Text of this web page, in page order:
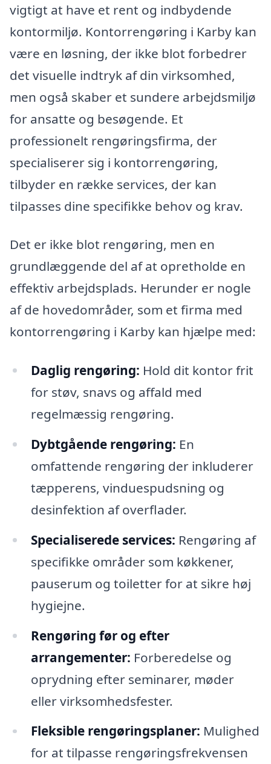
vigtigt at have et rent og indbydende
kontormiljø. Kontorrengøring i Karby kan
være en løsning, der ikke blot forbedrer
det visuelle indtryk af din virksomhed,
men også skaber et sundere arbejdsmiljø
for ansatte og besøgende. Et
professionelt rengøringsfirma, der
specialiserer sig i kontorrengøring,
tilbyder en række services, der kan
tilpasses dine specifikke behov og krav.
Det er ikke blot rengøring, men en
grundlæggende del af at opretholde en
effektiv arbejdsplads. Herunder er nogle
af de hovedområder, som et firma med
kontorrengøring i Karby kan hjælpe med:
Daglig rengøring: Hold dit kontor frit
for støv, snavs og affald med
regelmæssig rengøring.
Dybtgående rengøring: En
omfattende rengøring der inkluderer
tæpperens, vinduespudsning og
desinfektion af overflader.
Specialiserede services: Rengøring af
specifikke områder som køkkener,
pauserum og toiletter for at sikre høj
hygiejne.
Rengøring før og efter
arrangementer: Forberedelse og
oprydning efter seminarer, møder
eller virksomhedsfester.
Fleksible rengøringsplaner: Mulighed
for at tilpasse rengøringsfrekvensen